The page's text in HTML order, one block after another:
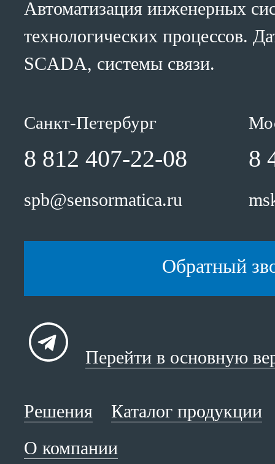
Автоматизация инженерных
технологических процессов.
SCADA, системы связи.
Санкт-Петербург
8 812 407-22-08
spb@sensormatica.ru
8
Обратный
Перейти в основную
Решения
Каталог продукции
О компании